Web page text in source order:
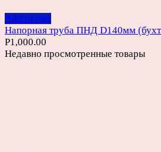
Add to cart
Напорная труба ПНД D140мм
Р1,000.00
Недавно просмотренные товары